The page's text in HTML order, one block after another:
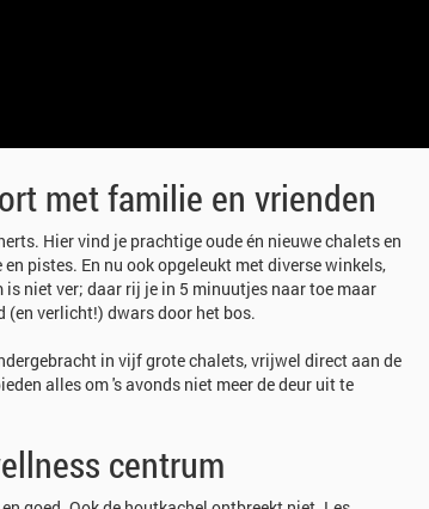
met familie en vrienden
Hier vind je prachtige oude én nieuwe chalets en
pistes. En nu ook opgeleukt met diverse winkels,
niet ver; daar rij je in 5 minuutjes naar toe maar
(en verlicht!) dwars door het bos.
in vijf grote chalets, vrijwel direct aan de
alles om 's avonds niet meer de deur uit te
centrum